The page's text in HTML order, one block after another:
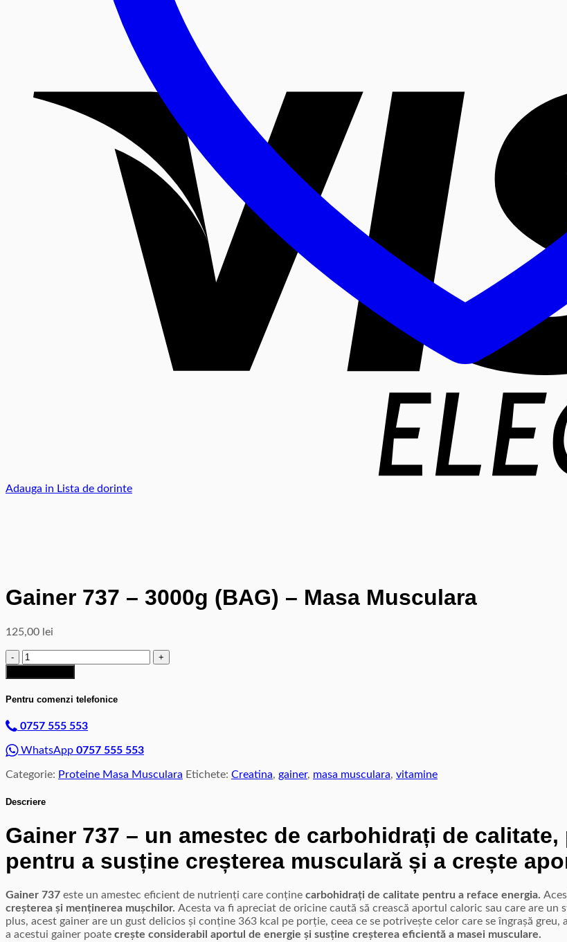
Adauga in Lista de dorinte
Gainer 737 – 3000g (BAG) – Masa Musculara
125,00 lei
Cantitate
Gainer
737
-
(BAG)
-
Masa
Pentru comenzi telefonice
0757 555 553
WhatsApp 0757 555 553
Categorie: Proteine Masa Musculara Etichete: Creatina, gainer, masa musculara, vitamine
Descriere
Gainer 737 – un amestec de carbohidrați de
pentru a susține creșterea musculară și a crește
Gainer 737 este un amestec eficient de nutrienți care conține carbohidrați de calitate pentru a reface energia.
creșterea și menținerea mușchilor. Acesta va fi apreciat de oricine caută să crească aportul caloric sau care are
plus, acest gainer are un gust delicios și conține 363 kcal pe porție, ceea ce se potrivește celor care se îngrașă
a acestui gainer poate crește considerabil aportul de energie și susține creșterea eficientă a masei musculare.